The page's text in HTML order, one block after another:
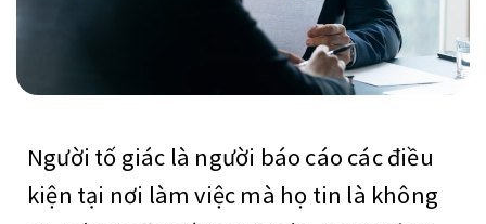
Người tố giác là người báo cáo các điều
kiện tại nơi làm việc mà họ tin là không